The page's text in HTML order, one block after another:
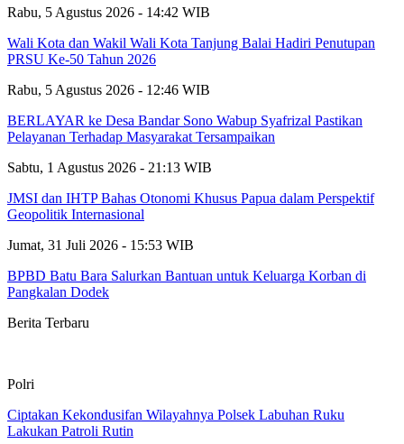
Rabu, 5 Agustus 2026 - 14:42 WIB
Wali Kota dan Wakil Wali Kota Tanjung Balai Hadiri Penutupan
PRSU Ke-50 Tahun 2026
Rabu, 5 Agustus 2026 - 12:46 WIB
BERLAYAR ke Desa Bandar Sono Wabup Syafrizal Pastikan
Pelayanan Terhadap Masyarakat Tersampaikan
Sabtu, 1 Agustus 2026 - 21:13 WIB
JMSI dan IHTP Bahas Otonomi Khusus Papua dalam Perspektif
Geopolitik Internasional
Jumat, 31 Juli 2026 - 15:53 WIB
BPBD Batu Bara Salurkan Bantuan untuk Keluarga Korban di
Pangkalan Dodek
Berita Terbaru
Polri
Ciptakan Kekondusifan Wilayahnya Polsek Labuhan Ruku
Lakukan Patroli Rutin